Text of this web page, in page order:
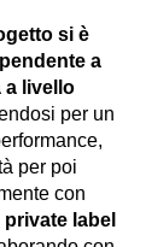
si è
a
a livello
per un
per poi
con
private label